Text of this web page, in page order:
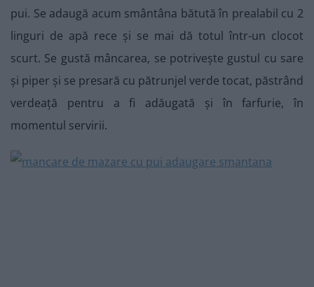
pui. Se adaugă acum smântâna bătută în prealabil cu 2
linguri de apă rece și se mai dă totul într-un clocot
scurt. Se gustă mâncarea, se potrivește gustul cu sare
și piper și se presară cu pătrunjel verde tocat, păstrând
verdeață pentru a fi adăugată și în farfurie, în
momentul servirii.